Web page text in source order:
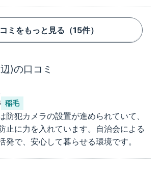
ミをもっと見る（15件）
)の口コミ
稲毛
防犯カメラの設置が進められていて、
止に力を入れています。自治会による
発で、安心して暮らせる環境です。